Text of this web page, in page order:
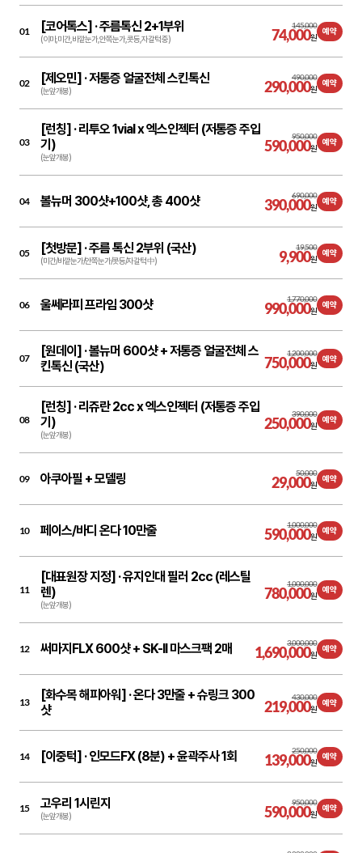
01 [코어톡스] ·주름톡신 2+1부위
(이마,미간,바깥눈가,안쪽눈가,콧등,자갈턱 중)
145,000
74,000원
예약
02 [제오민] ·저통증 얼굴전체 스킨톡신
(눈앞개봉)
490,000
290,000원
예약
03
[런칭] ·리투오 1vial x 엑스인젝터 (저통증 주입
기)
(눈앞개봉)
950,000
590,000원
예약
04 볼뉴머 300샷+100샷, 총 400샷 690,000
390,000원
예약
05 [첫방문] ·주름 톡신 2부위 (국산)
(미간/바깥눈가/안쪽눈가/콧등/자갈턱 中)
19,500
9,900원
예약
06 울쎄라피 프라임 300샷 1,770,000
990,000원
예약
07 [원데이] ·볼뉴머 600샷 + 저통증 얼굴전체 스
킨톡신 (국산)
1,200,000
750,000원
예약
08
[런칭] ·리쥬란 2cc x 엑스인젝터 (저통증 주입
기)
(눈앞개봉)
390,000
250,000원
예약
09 아쿠아필 + 모델링 50,000
29,000원
예약
10 페이스/바디 온다 10만줄 1,000,000
590,000원
예약
11
[대표원장 지정] ·유지인대 필러 2cc (레스틸
렌)
(눈앞개봉)
1,000,000
780,000원
예약
12 써마지FLX 600샷 + SK-II 마스크팩 2매 3,000,000
1,690,000원
예약
13 [화수목 해피아워] ·온다 3만줄 + 슈링크 300
샷
430,000
219,000원
예약
14 [이중턱] ·인모드FX (8분) + 윤곽주사 1회 250,000
139,000원
예약
15 고우리 1시린지
(눈앞개봉)
950,000
590,000원
예약